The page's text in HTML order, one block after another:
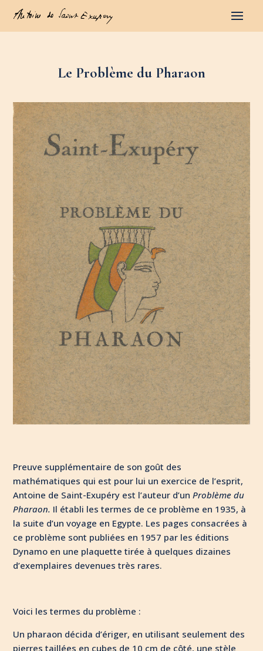
Le Problème du Pharaon
Preuve supplémentaire de son goût des
mathématiques qui est pour lui un exercice de l’esprit,
Antoine de Saint-Exupéry est l’auteur d’unProblème du
Pharaon. Il établi les termes de ce problème en 1935, à
la suite d’un voyage en Egypte. Les pages consacrées à
ce problème sont publiées en 1957 par les éditions
Dynamo en une plaquette tirée à quelques dizaines
d’exemplaires devenues très rares.
Voici les termes du problème :
Un pharaon décida d’ériger, en utilisant seulement des
pierres taillées en cubes de 10 cm de côté, une stèle